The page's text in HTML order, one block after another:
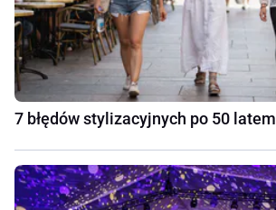
7 błędów stylizacyjnych po 50 latem